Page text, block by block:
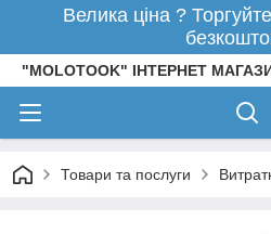
Велика ціна ?
"MOLOTOOK" ІНТЕРНЕТ
Товари та послуги